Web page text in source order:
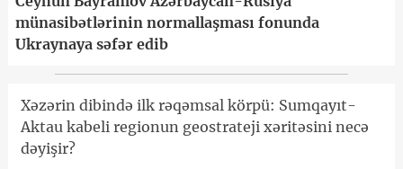
münasibətlərinin normallaşması fonunda
Ukraynaya səfər edib
Xəzərin dibində ilk rəqəmsal körpü: Sumqayıt-
Aktau kabeli regionun geostrateji xəritəsini necə
dəyişir?